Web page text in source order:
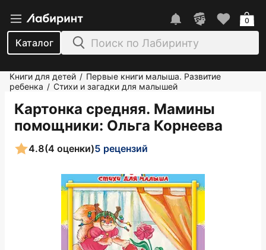
Каталог
0
Книги для детей / Первые книги малыша. Развитие
ребенка / Стихи и загадки для малышей
Картонка средняя. Мамины
помощники: Ольга Корнеева
4.8(4 оценки)5 рецензий